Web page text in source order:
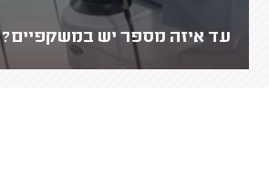
עד איזה מספר יש במשקפיים?